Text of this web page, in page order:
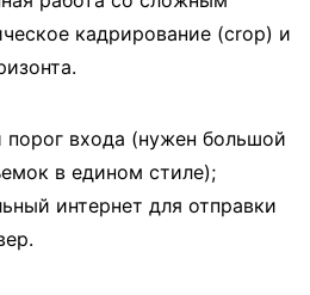
кадрирование (crop) и
входа (нужен большой
в едином стиле);
интернет для отправки